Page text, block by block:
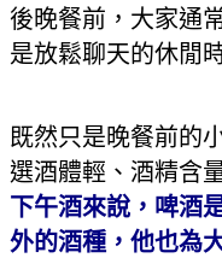
後晚餐前，大家通
是放鬆聊天的休閒
既然只是晚餐前的
選酒體輕、酒精含
下午酒來說，啤酒
外的酒種，他也為